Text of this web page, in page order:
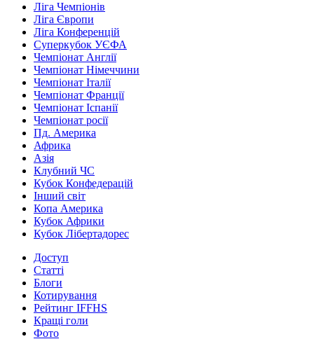
Ліга Чемпіонів
Ліга Європи
Ліга Конференцій
Суперкубок УЄФА
Чемпіонат Англії
Чемпіонат Німеччини
Чемпіонат Італії
Чемпіонат Франції
Чемпіонат Іспанії
Чемпіонат росії
Пд. Америка
Африка
Азія
Клубний ЧС
Кубок Конфедерацій
Інший світ
Копа Америка
Кубок Африки
Кубок Лібертадорес
Доступ
Статті
Блоги
Котирування
Рейтинг IFFHS
Кращі голи
Фото